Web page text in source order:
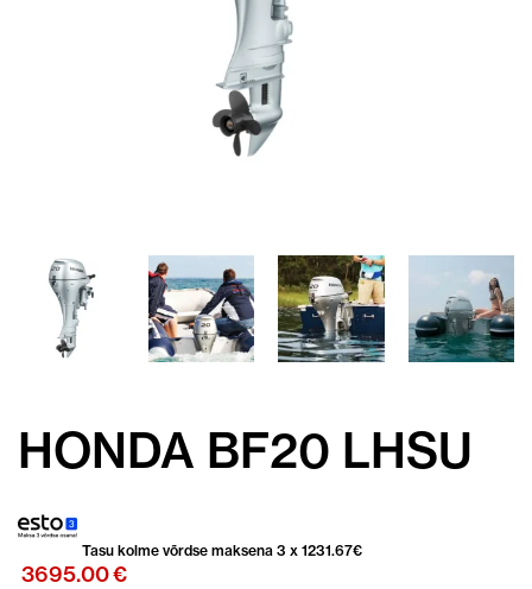
HONDA BF20 LHSU
Tasu kolme võrdse maksena 3 x 1231.67€
3695.00€